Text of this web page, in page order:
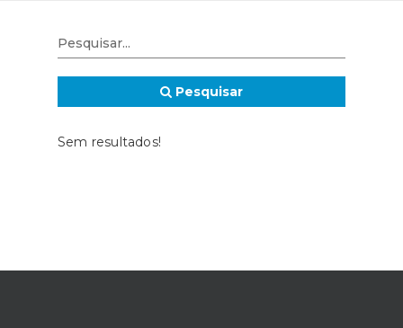
Pesquisar
Sem resultados!